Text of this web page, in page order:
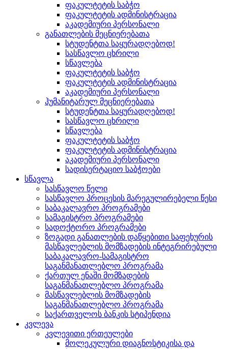
ფაკულტეტის საბჭო
ფაკულტეტის ადმინისტრაცია
აკადემიური პერსონალი
განათლების მეცნიერებათა
სტუდენტთა საყურადღებოდ!
სასწავლო ცხრილი
სწავლება
ფაკულტეტის საბჭო
ფაკულტეტის ადმინისტრაცია
აკადემიური პერსონალი
ჰუმანიტარულ მეცნიერებათა
სტუდენტთა საყურადღებოდ!
სასწავლო ცხრილი
სწავლება
ფაკულტეტის საბჭო
ფაკულტეტის ადმინისტრაცია
აკადემიური პერსონალი
სადისერტაციო საბჭოები
სწავლა
სასწავლო წელი
სასწავლო პროცესის მარეგულირებელი წესი
საბაკალავრო პროგრამები
სამაგისტრო პროგრამები
სადოქტორო პროგრამები
ზოგადი განათლების დაწყებითი საფეხურის
მასწავლებლის მომზადების ინტეგრირებული
საბაკალავრო-სამაგისტრო
საგანმანათლებლო პროგრამა
ქართულ ენაში მომზადების
საგანმანათლებლო პროგრამა
მასწავლებლის მომზადების
საგანმანათლებლო პროგრამა
საქართველოს ბანკის სტიპენდია
კვლევა
კვლევითი ერთეულები
მოლეკულური დიაგნოსტიკისა და